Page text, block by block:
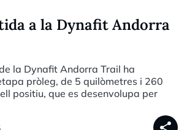
a la Dynafit Andorra
la Dynafit Andorra Trail ha
pròleg, de 5 quilòmetres i 260
positiu, que es desenvolupa per